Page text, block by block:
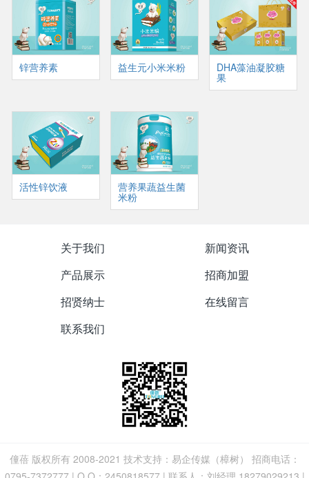
锌营养素 益生元小米米粉 DHA藻油凝胶糖
果
活性锌饮液 营养果蔬益生菌
米粉
关于我们
新闻资讯
产品展示
招商加盟
招贤纳士
在线留言
联系我们
僮蓓 版权所有 2008-2021 技术支持：易企传媒（樟树） 招商电话：